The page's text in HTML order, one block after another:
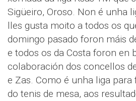
Sigüeiro, Oroso. Non é unha
lles gusta moito a todos os
domingo pasado foron máis
e todos os da Costa foron en
colaboración dos concellos
e Zas. Como é unha liga
do tenis de mesa, aos